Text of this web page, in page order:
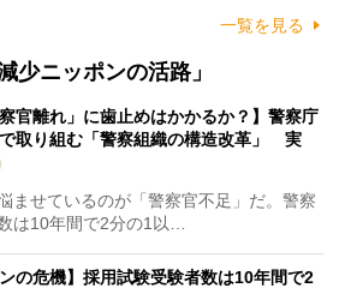
一覧を見る
少ニッポンの活路」
察官離れ」に歯止めはかかるか？】警察庁
取り組む「警察組織の構造改革」 実
ませているのが「警察官不足」だ。警察
は10年間で2分の1以…
の危機】採用試験受験者数は10年間で2